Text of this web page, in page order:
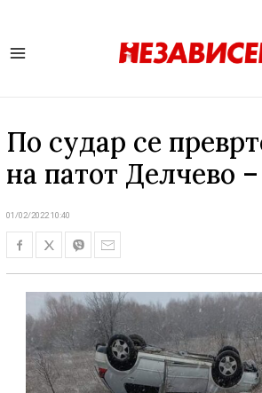
По судар се
на патот Делчево
01/02/2022 10:40